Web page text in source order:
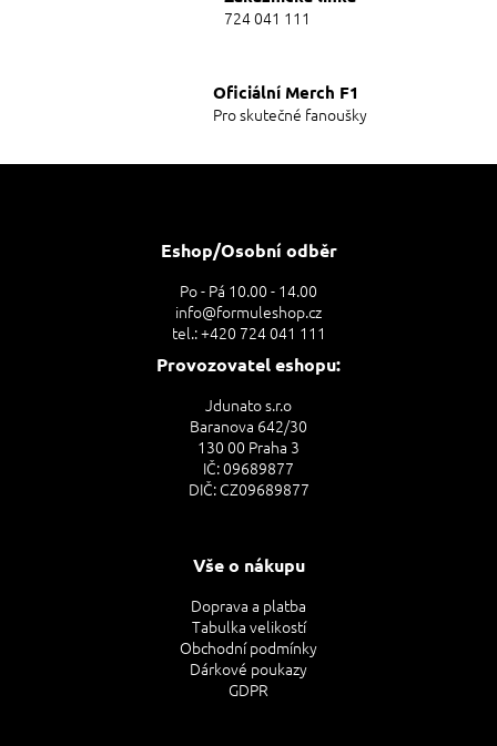
v
s
u
724 041 111
Oficiální Merch F1
Pro skutečné fanoušky
Eshop/Osobní odběr
Po - Pá 10.00 - 14.00
info@formuleshop.cz
tel.: +420 724 041 111
Provozovatel eshopu:
Jdunato s.r.o
Baranova 642/30
130 00 Praha 3
IČ: 09689877
DIČ: CZ09689877
Vše o nákupu
Doprava a platba
Tabulka velikostí
Obchodní podmínky
Dárkové poukazy
GDPR